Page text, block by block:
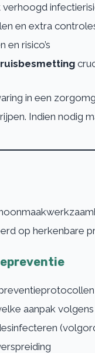
en extra
risico’s
in een
Indien
op herkenbare
aanpak